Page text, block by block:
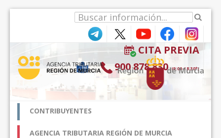
CITA PREVIA
900 878 830 (9:00-18:30*)
CONTRIBUYENTES
AGENCIA TRIBUTARIA REGIÓN DE MURCIA